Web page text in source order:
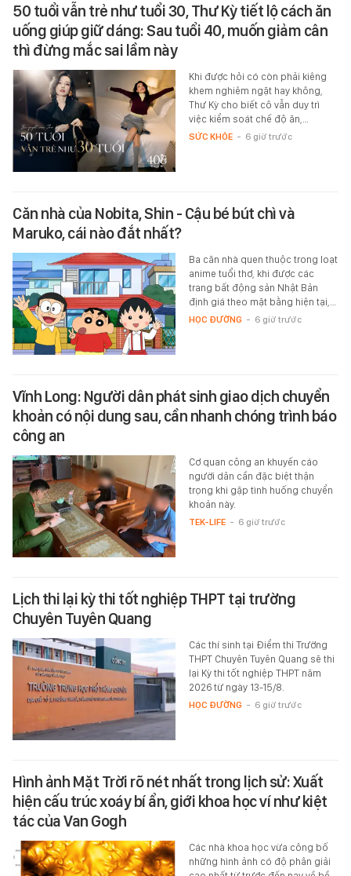
50 tuổi vẫn trẻ như tuổi 30, Thư Kỳ tiết lộ cách ăn
uống giúp giữ dáng: Sau tuổi 40, muốn giảm cân
thì đừng mắc sai lầm này
Khi được hỏi có còn phải kiêng
khem nghiêm ngặt hay không,
Thư Kỳ cho biết cô vẫn duy trì
việc kiểm soát chế độ ăn,…
SỨC KHỎE - 6 giờ trước
Căn nhà của Nobita, Shin - Cậu bé bút chì và
Maruko, cái nào đắt nhất?
Ba căn nhà quen thuộc trong loạt
anime tuổi thơ, khi được các
trang bất động sản Nhật Bản
định giá theo mặt bằng hiện tại,…
HỌC ĐƯỜNG - 6 giờ trước
Vĩnh Long: Người dân phát sinh giao dịch chuyển
khoản có nội dung sau, cần nhanh chóng trình báo
công an
Cơ quan công an khuyến cáo
người dân cần đặc biệt thận
trọng khi gặp tình huống chuyển
khoản này.
TEK-LIFE - 6 giờ trước
Lịch thi lại kỳ thi tốt nghiệp THPT tại trường
Chuyên Tuyên Quang
Các thí sinh tại Điểm thi Trường
THPT Chuyên Tuyên Quang sẽ thi
lại Kỳ thi tốt nghiệp THPT năm
2026 từ ngày 13-15/8.
HỌC ĐƯỜNG - 6 giờ trước
Hình ảnh Mặt Trời rõ nét nhất trong lịch sử: Xuất
hiện cấu trúc xoáy bí ẩn, giới khoa học ví như kiệt
tác của Van Gogh
Các nhà khoa học vừa công bố
những hình ảnh có độ phân giải